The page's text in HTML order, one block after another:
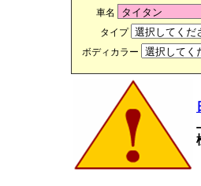
車名
タイプ
ボディカラー